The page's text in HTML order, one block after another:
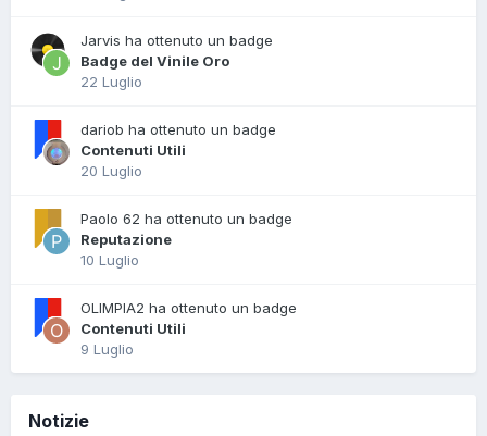
Jarvis ha ottenuto un badge
Badge del Vinile Oro
22 Luglio
dariob ha ottenuto un badge
Contenuti Utili
20 Luglio
Paolo 62 ha ottenuto un badge
Reputazione
10 Luglio
OLIMPIA2 ha ottenuto un badge
Contenuti Utili
9 Luglio
Notizie